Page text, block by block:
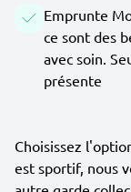
Emprunte
ce sont des
avec soin.
présente
Choisissez
est sportif, nous